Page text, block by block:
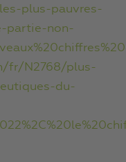
plus-pauvres-
partie-non-
fr/N2768/plus-
du-